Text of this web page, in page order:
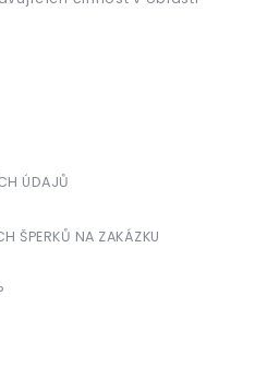
ÚDAJŮ
ŠPERKŮ NA ZAKÁZKU